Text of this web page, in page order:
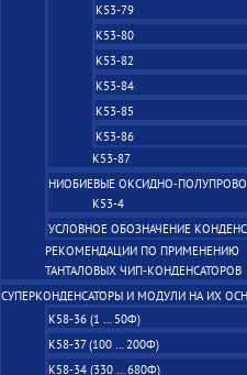
К53-79
К53-80
К53-82
К53-84
К53-85
К53-86
К53-87
НИОБИЕВЫЕ
К53-4
УСЛОВНОЕ ОБОЗНАЧЕНИЕ
РЕКОМЕНДАЦИИ ПО ПРИМЕНЕНИЮ
ТАНТАЛОВЫХ ЧИП-КОНДЕНСАТОРОВ
СУПЕРКОНДЕНСАТОРЫ И МОДУЛИ НА ИХ
К58-36 (1 … 50Ф)
К58-37 (100 … 200Ф)
К58-34 (330 … 680Ф)